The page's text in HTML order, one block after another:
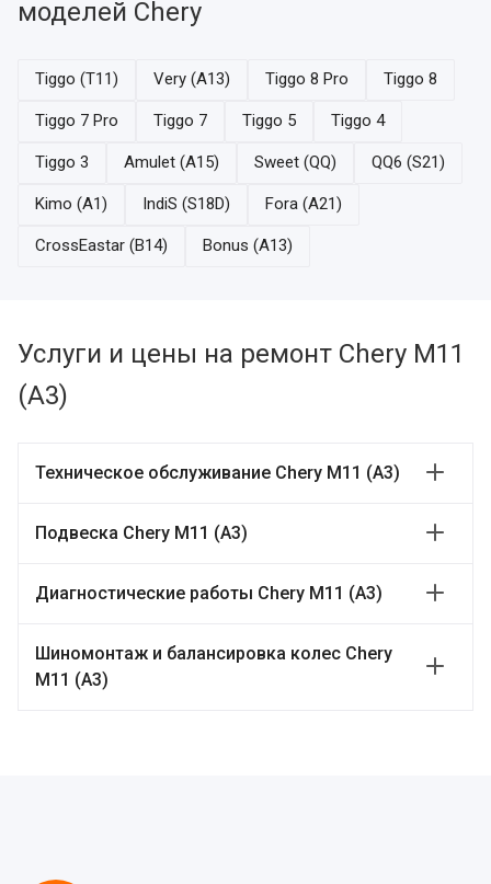
моделей Chery
Tiggo (T11) Very (A13) Tiggo 8 Pro Tiggo 8
Tiggo 7 Pro Tiggo 7 Tiggo 5 Tiggo 4
Tiggo 3 Amulet (A15) Sweet (QQ) QQ6 (S21)
Kimo (A1) IndiS (S18D) Fora (A21)
CrossEastar (B14) Bonus (A13)
Услуги и цены на ремонт Chery M11
(A3)
Техническое обслуживание Chery M11 (A3)
Подвеска Chery M11 (A3)
Диагностические работы Chery M11 (A3)
Шиномонтаж и балансировка колес Chery
M11 (A3)